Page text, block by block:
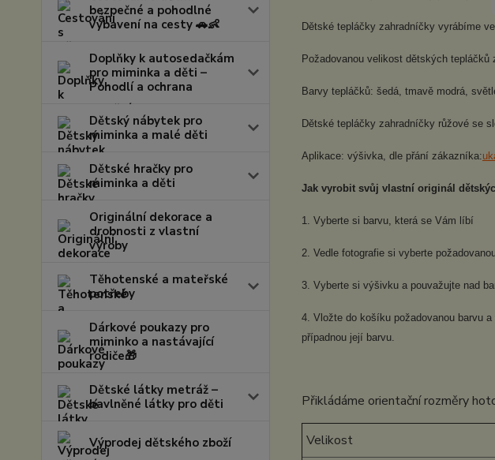
bezpečné a pohodlné
vybavení na cesty 🚗👶
Doplňky k autosedačkám
pro miminka a děti –
Pohodlí a ochrana
Dětský nábytek pro
miminka a malé děti
Dětské hračky pro
miminka a děti
Originální dekorace a
drobnosti z vlastní
výroby
Těhotenské a mateřské
potřeby
Dárkové poukazy pro
miminko a nastávající
rodiče🎁
Dětské látky metráž –
bavlněné látky pro děti
Výprodej dětského zboží
Dětské tepláčky zahradníčky vyrábíme
Požadovanou velikost dětských
Barvy tepláčků: šedá, tmavě modrá,
Dětské tepláčky zahradníčky růžové se
Aplikace: výšivka, dle přání zákazníka:
Jak vyrobit svůj vlastní originál
1. Vyberte si barvu, která se Vám líbí
2. Vedle fotografie si vyberte
3. Vyberte si výšivku a pouvažujte nad
4. Vložte do košíku požadovanou barvu
případnou její barvu.
Přikládáme orientační rozměry
Velikost